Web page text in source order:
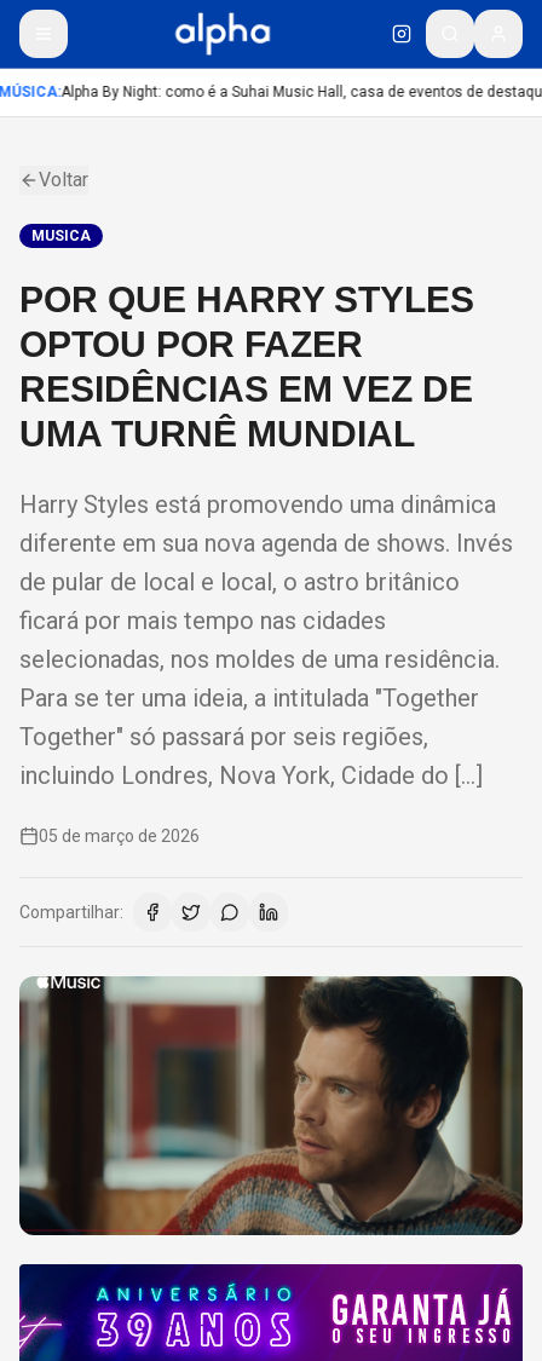
:Alpha By Night: como é a Suhai Music Hall, casa de eventos de
Voltar
MUSICA
POR QUE HARRY STYLES
OPTOU POR FAZER
RESIDÊNCIAS EM VEZ DE
UMA TURNÊ MUNDIAL
Harry Styles está promovendo uma dinâmica
diferente em sua nova agenda de shows. Invés
de pular de local e local, o astro britânico
ficará por mais tempo nas cidades
selecionadas, nos moldes de uma residência.
Para se ter uma ideia, a intitulada "Together
Together" só passará por seis regiões,
incluindo Londres, Nova York, Cidade do […]
05 de março de 2026
Compartilhar: